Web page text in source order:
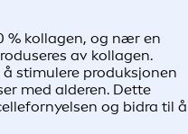
% kollagen, og nær en
av kollagen.
stimulere produksjonen
med alderen. Dette
og bidra til å